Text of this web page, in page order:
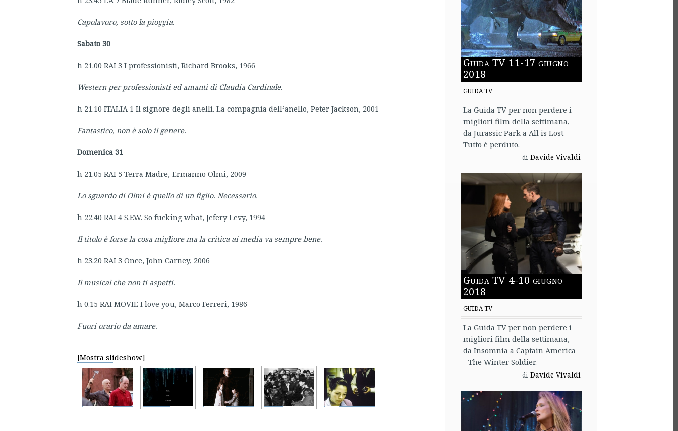
Capolavoro, sotto la pioggia.
Sabato 30
h 21.00 RAI 3 I professionisti, Richard Brooks, 1966
Western per professionisti ed amanti di Claudia Cardinale.
h 21.10 ITALIA 1 Il signore degli anelli. La compagnia dell’anello, Peter Jackson, 2001
Fantastico, non è solo il genere.
Domenica 31
h 21.05 RAI 5 Terra Madre, Ermanno Olmi, 2009
Lo sguardo di Olmi è quello di un figlio. Necessario.
h 22.40 RAI 4 S.F.W. So fucking what, Jefery Levy, 1994
Il titolo è forse la cosa migliore ma la critica ai media va sempre bene.
h 23.20 RAI 3 Once, John Carney, 2006
Il musical che non ti aspetti.
h 0.15 RAI MOVIE I love you, Marco Ferreri, 1986
Fuori orario da amare.
[Mostra slideshow]
Guida TV 11-17 giugno
2018
GUIDA TV
La Guida TV per non perdere i
migliori film della settimana,
da Jurassic Park a All is Lost -
Tutto è perduto.
di Davide Vivaldi
Guida TV 4-10 giugno
2018
GUIDA TV
La Guida TV per non perdere i
migliori film della settimana,
da Insomnia a Captain America
- The Winter Soldier.
di Davide Vivaldi